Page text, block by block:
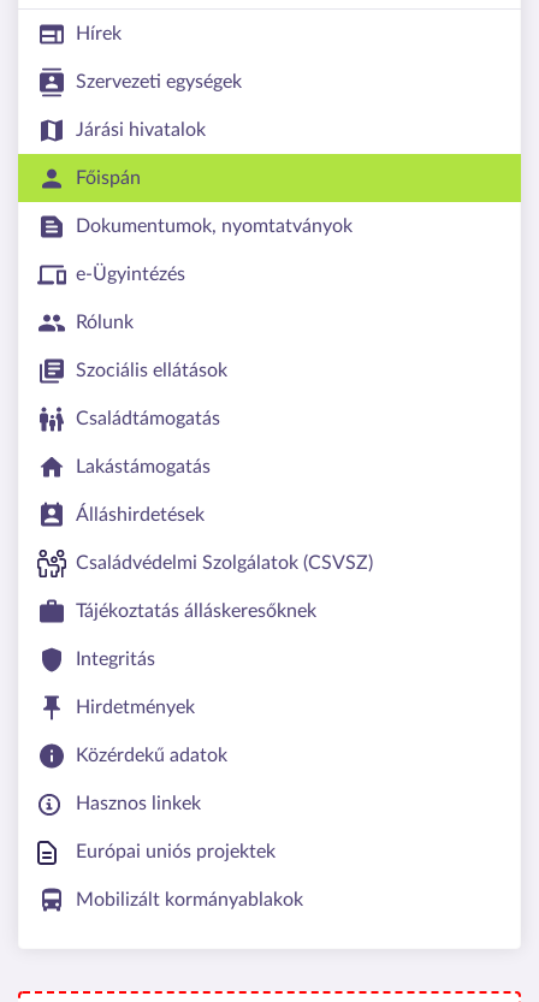
Hírek
Szervezeti egységek
Járási hivatalok
Főispán
Dokumentumok, nyomtatványok
e-Ügyintézés
Rólunk
Szociális ellátások
Családtámogatás
Lakástámogatás
Álláshirdetések
Családvédelmi Szolgálatok (CSVSZ)
Tájékoztatás álláskeresőknek
Integritás
Hirdetmények
Közérdekű adatok
Hasznos linkek
Európai uniós projektek
Mobilizált kormányablakok